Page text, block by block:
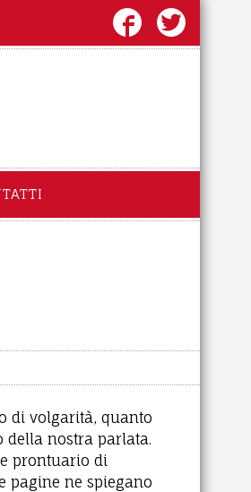
di volgarità, quanto
della nostra parlata.
prontuario di
pagine ne spiegano